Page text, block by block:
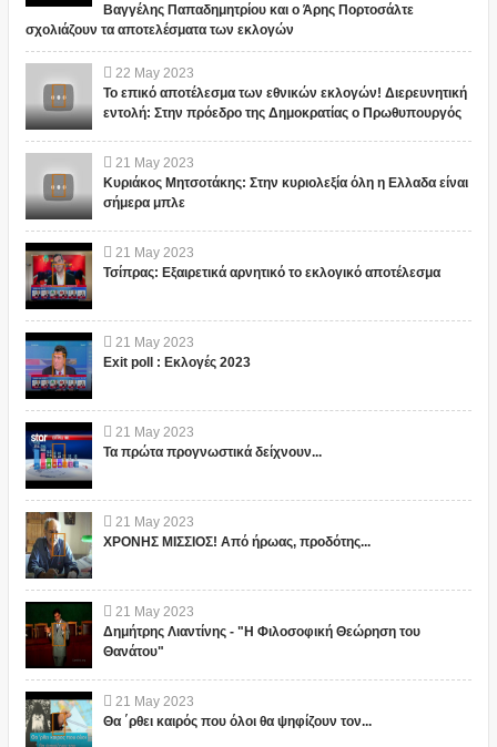
Βαγγέλης Παπαδημητρίου και ο Άρης Πορτοσάλτε
σχολιάζουν τα αποτελέσματα των εκλογών
22 May 2023
Το επικό αποτέλεσμα των εθνικών εκλογών! Διερευνητική
εντολή: Στην πρόεδρο της Δημοκρατίας ο Πρωθυπουργός
21 May 2023
Κυριάκος Μητσοτάκης: Στην κυριολεξία όλη η Ελλαδα είναι
σήμερα μπλε
21 May 2023
Τσίπρας: Εξαιρετικά αρνητικό το εκλογικό αποτέλεσμα
21 May 2023
Exit poll : Εκλογές 2023
21 May 2023
Τα πρώτα προγνωστικά δείχνουν...
21 May 2023
ΧΡΟΝΗΣ ΜΙΣΣΙΟΣ! Από ήρωας, προδότης...
21 May 2023
Δημήτρης Λιαντίνης - "Η Φιλοσοφική Θεώρηση του
Θανάτου"
21 May 2023
Θα ΄ρθει καιρός που όλοι θα ψηφίζουν τον...